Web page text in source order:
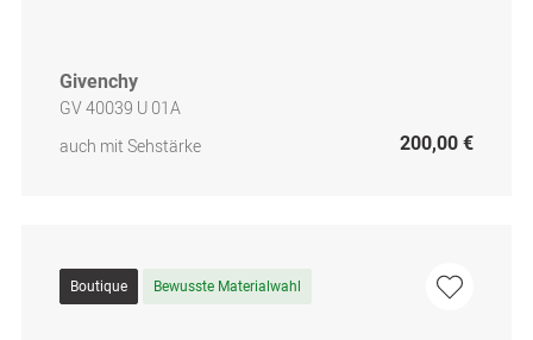
Givenchy
GV 40039 U 01A
auch mit Sehstärke
200,00 €
Boutique Bewusste Materialwahl